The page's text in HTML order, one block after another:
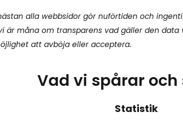
alla webbsidor gör nuförtiden och
är måna om transparens vad gäller den data
att avböja eller acceptera.
Vad vi spårar
Statistik